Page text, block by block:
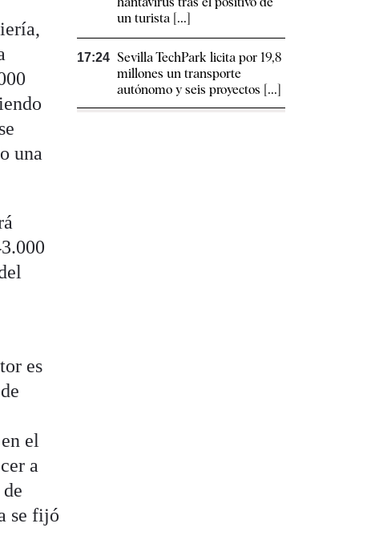
una
es
el
a
se fijó
un turista [...]
17:24 Sevilla TechPark licita por 19,8
millones un transporte
autónomo y seis proyectos [...]